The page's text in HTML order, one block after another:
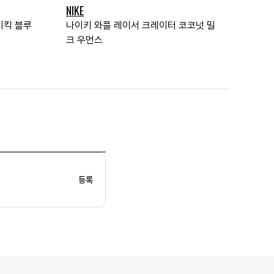
킥 블루
NIKE
나이키 와플 레이서 크레이터 코코넛 밀
크 우먼스
등록